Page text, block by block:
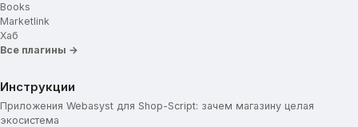
Books
Marketlink
Хаб
Все плагины →
Инструкции
Приложения Webasyst для Shop-Script: зачем магазину целая
экосистема